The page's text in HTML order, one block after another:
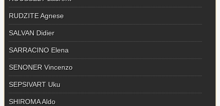
RUDZITE Agnese
SALVAN Didier
SARRACINO Elena
SENONER Vincenzo
SEPSIVART Uku
SHIROMA Aldo